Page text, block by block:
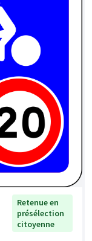
Retenue en
présélection
citoyenne